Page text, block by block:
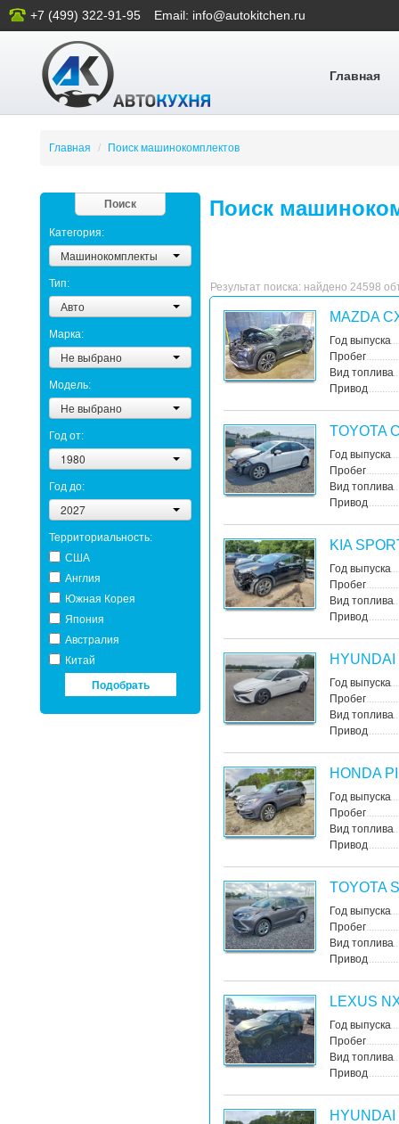
+7 (499) 322-91-95 Email: info@autokitchen.ru
Главная
Главная / Поиск машинокомплектов
Поиск
Категория:
Машинокомплекты
Тип:
Авто
Марка:
Не выбрано
Модель:
Не выбрано
Год от:
1980
Год до:
2027
Территориальность:
США
Англия
Южная Корея
Япония
Австралия
Китай
Подобрать
Поиск
Результат поиска: найдено 24598
MAZDA
Год выпуска
Пробег
Вид топлива
Привод
TOYOTA
Год выпуска
Пробег
Вид топлива
Привод
KIA
Год выпуска
Пробег
Вид топлива
Привод
Год выпуска
Пробег
Вид топлива
Привод
HONDA
Год выпуска
Пробег
Вид топлива
Привод
TOYOTA
Год выпуска
Пробег
Вид топлива
Привод
LEXUS
Год выпуска
Пробег
Вид топлива
Привод
HYUNDAI